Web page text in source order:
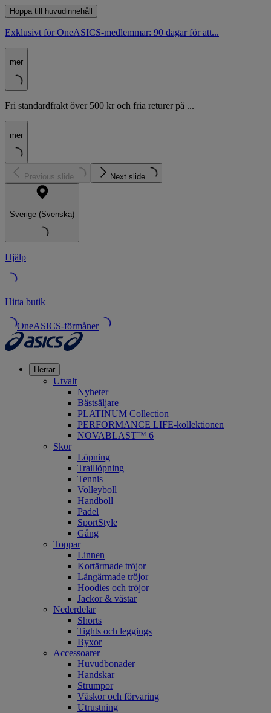
Hoppa till huvudinnehåll
Exklusivt för OneASICS-medlemmar: 90 dagar för att...
mer
Fri standardfrakt över 500 kr och fria returer på ...
mer
Previous slide Next slide
Sverige (Svenska)
Hjälp
Hitta butik
OneASICS-förmåner
Herrar
Utvalt
Nyheter
Bästsäljare
PLATINUM Collection
PERFORMANCE LIFE-kollektionen
NOVABLAST™ 6
Skor
Löpning
Traillöpning
Tennis
Volleyboll
Handboll
Padel
SportStyle
Gång
Toppar
Linnen
Kortärmade tröjor
Långärmade tröjor
Hoodies och tröjor
Jackor & västar
Nederdelar
Shorts
Tights och leggings
Byxor
Accessoarer
Huvudbonader
Handskar
Strumpor
Väskor och förvaring
Utrustning